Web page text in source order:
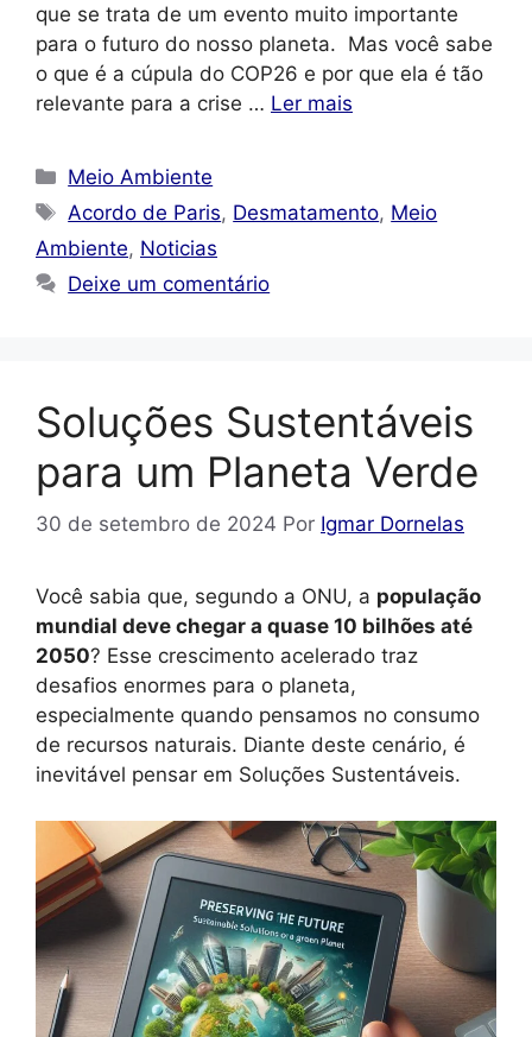
que se trata de um evento muito importante
para o futuro do nosso planeta. Mas você sabe
o que é a cúpula do COP26 e por que ela é tão
relevante para a crise … Ler mais
Categorias
Meio Ambiente
Tags
Acordo de Paris, Desmatamento, Meio
Ambiente, Noticias
Deixe um comentário
Soluções Sustentáveis
para um Planeta Verde
30 de setembro de 2024 Por Igmar Dornelas
Você sabia que, segundo a ONU, a população
mundial deve chegar a quase 10 bilhões até
2050? Esse crescimento acelerado traz
desafios enormes para o planeta,
especialmente quando pensamos no consumo
de recursos naturais. Diante deste cenário, é
inevitável pensar em Soluções Sustentáveis.